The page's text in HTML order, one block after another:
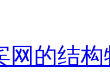
网的结构